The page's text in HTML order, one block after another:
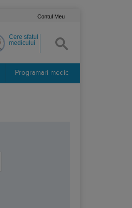
Contul Meu
Cere sfatul
medicului
Programari medic